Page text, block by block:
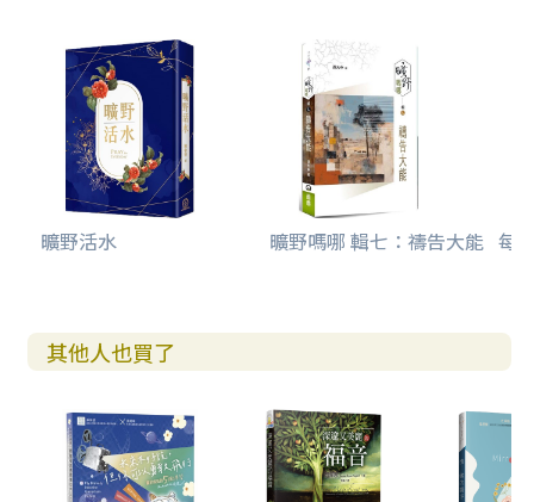
曠野活水 曠野嗎哪 輯七：禱告大能 每
其他人也買了